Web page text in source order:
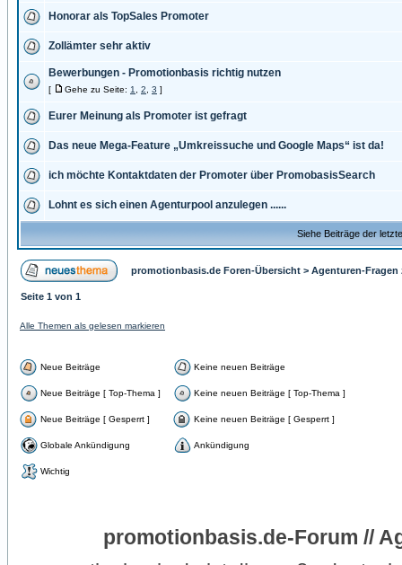
Honorar als TopSales Promoter
Zollämter sehr aktiv
Bewerbungen - Promotionbasis richtig nutzen
[ Gehe zu Seite: 1 2 3 ]
Eurer Meinung als Promoter ist gefragt
Das neue Mega-Feature „Umkreissuche und Google Maps“ ist da!
ich möchte Kontaktdaten der Promoter über PromobasisSearch
Lohnt es sich einen Agenturpool anzulegen ......
Siehe Beiträge der
promotionbasis.de Foren-Übersicht > Agenturen-
Seite 1 von 1
Alle Themen als gelesen markieren
Neue Beiträge Keine neuen Beiträge
Neue Beiträge [ Top-Thema ] Keine neuen Beiträge [ Top-Thema ]
Neue Beiträge [ Gesperrt ] Keine neuen Beiträge [ Gesperrt ]
Globale Ankündigung Ankündigung
Wichtig
promotionbasis.de-Forum //